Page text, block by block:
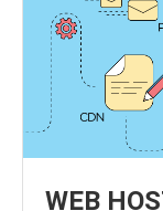
WEB